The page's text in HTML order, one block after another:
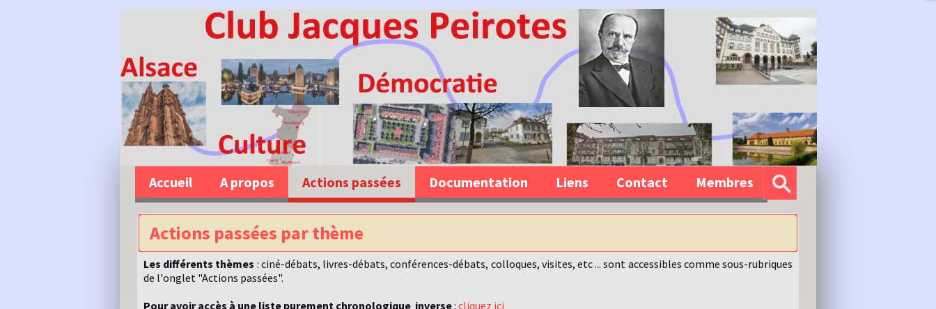
Accueil A propos Actions passées Documentation Liens Contact Membres
Actions passées par thème
Les différents thèmes : ciné-débats, livres-débats, conférences-débats, colloques, visites, etc ... sont accessibles comme sous-rubriques
de l'onglet "Actions passées".
Pour avoir accès à une liste purement chronologique inverse: cliquez ici